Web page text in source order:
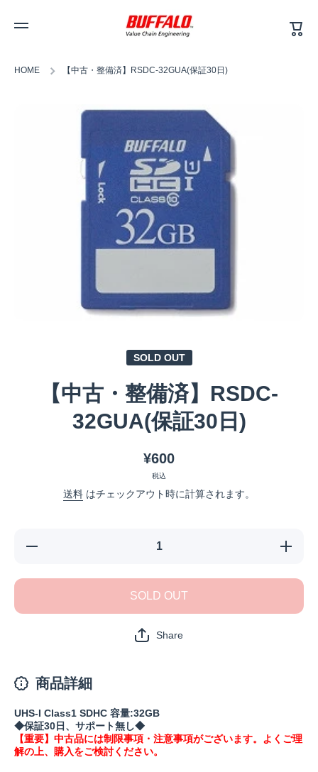
ー
ト
HOME 【中古・整備済】RSDC-32GUA(保証30日)
商品情報へスキップ
SOLD OUT
【中古・整備済】RSDC-
32GUA(保証30日)
¥600
税込
送料 はチェックアウト時に計算されます。
【中古・
32GUA(保
【中古・
32GUA(
数量を増
SOLD OUT
Share
商品詳細
UHS-I Class1 SDHC 容量:32GB
◆保証30日、サポート無し◆
【重要】中古品には制限事項・注意事項がございます。よくご理
解の上、購入をご検討ください。